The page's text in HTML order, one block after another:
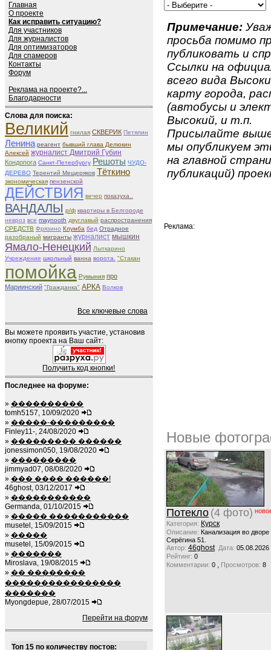
Главная
О проекте
Как исправить ситуацию?
Для участников
Для журналистов
Для оптимизаторов
Для спамеров
Контакты
Форум
Реклама на проекте?...
Благодарности
Слова для поиска:
Великий гнилая СКВЕРИК Петялин
Ленина реагент бывший глава Делюкин
Алексей журналист Дмитрий Губин
Кондопога Санкт-Петербургу Решоты ЧУДО-
ДЕРЕВО Терентий Мещеряков Тёткино
экономическая пензенской
ДЕЙСТВИЯ вечер показуха..
ВАНДАЛЫ р/ф квартиры в Белгороде
невроз все maynooth двуглавый распространения
СРЕДСТВ Фрязино Клумба бед Отрадное
разобраный мигранты журналист мышкин
Ямало-Ненецкий Лыткарино
Учреждение школьный ванна ворота. "Стакан
помойка Румыния про
Мариинский "Гражданка" АРКА Волков
Все ключевые слова
Вы можете проявить участие, установив
кнопку проекта на Ваш сайт:
Получить код кнопки!
Последнее на форуме:
» ����������
tomh5157, 10/09/2020
» �����-���������
Finley11-, 24/08/2020
» ��������� ������
jonessimon050, 19/08/2020
» ���������
jimmyad07, 08/08/2020
» ��� ���� ������!
46ghost, 03/12/2017
» �����������
Germanda, 01/10/2015
» ����� �����������
musetel, 15/09/2015
» �����
musetel, 15/09/2015
» �������
Miroslava, 19/08/2015
» �� ��������
����������������
�������
Myongdepue, 28/07/2015
Перейти на форум
Топ 15 по количеству постов:
Примечание:
просьба помимо
публиковать и
Ссылки на
всего вида
карту города,
(автобусы и
Высокий, и т.п.
Присылайте
мы опубликуем
на главной
публикаций)
Реклама:
Новые
Потекло (4 фото)
Категория: Курск
Описание: Канализация во
Серёгина 51.
Автор: 46ghost Дата: 05.08.2026
Рейтинг: 0
Комментарии: 0 , Просмотров: 8